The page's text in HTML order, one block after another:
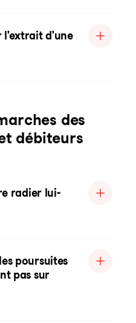
l'extrait d'une
des
débiteurs
radier lui-
poursuites
pas sur